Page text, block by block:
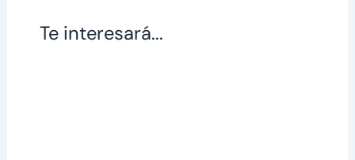
Te interesará...